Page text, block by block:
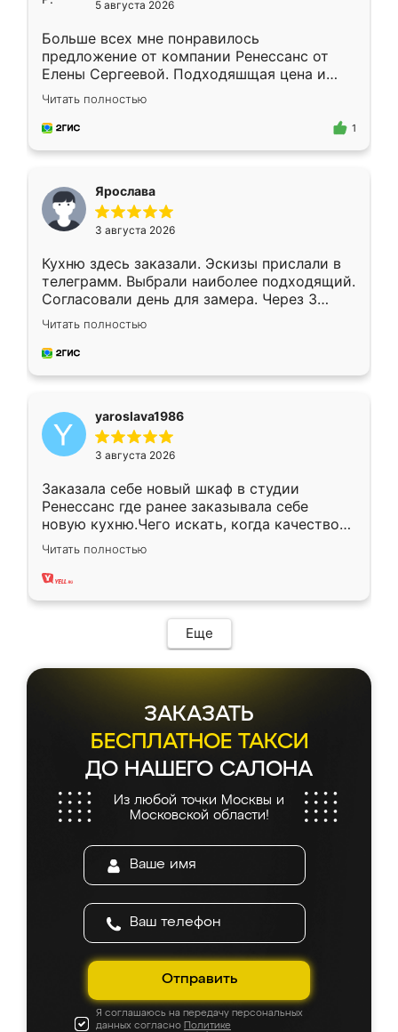
5 августа 2026
Больше всех мне понравилось
предложение от компании Ренессанс от
Елены Сергеевой. Подходяшщая цена и
короткие сроки изготовления. Приехавший
для замера сотрудник Владислав
предложил по моему эскизу самый
Читать полностью
1
Ярослава
3 августа 2026
Кухню здесь заказали. Эскизы прислали в
телеграмм. Выбрали наиболее подходящий.
Согласовали день для замера. Через 3
недели кухня была уже готова. Остались
довольны работой. Спасибо Ренессанс
мебель за качественную работу!
Читать полностью
yaroslava1986
3 августа 2026
Заказала себе новый шкаф в студии
Ренессанс где ранее заказывала себе
новую кухню.Чего искать, когда качеством
вполне довольна. Служит кухня уже почти
два года, нареканий нет.
Читать полностью
Еще
ЗАКАЗАТЬ
БЕСПЛАТНОЕ ТАКСИ
ДО НАШЕГО САЛОНА
Из любой точки Москвы и
Московской области!
Отправить
Я соглашаюсь на передачу персональных
данных согласно Политике